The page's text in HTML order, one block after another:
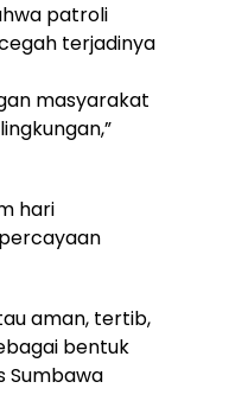
patroli
terjadinya
masyarakat
hari
aman, tertib,
bentuk
Sumbawa